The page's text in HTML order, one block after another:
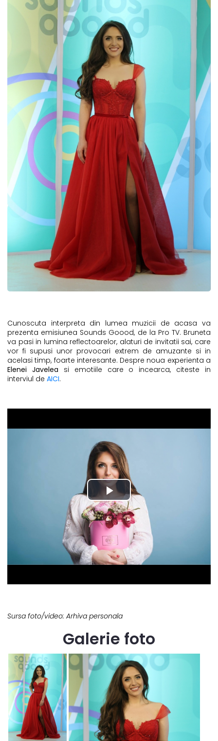
Cunoscuta interpreta din lumea muzicii de acasa va
prezenta emisiunea Sounds Goood, de la Pro TV. Bruneta
va pasi in lumina reflectoarelor, alaturi de invitatii sai, care
vor fi supusi unor provocari extrem de amuzante si in
acelasi timp, foarte interesante. Despre noua experienta a
Elenei Javelea si emotiile care o incearca, citeste in
interviul de AICI.
Sursa foto/video: Arhiva personala
Galerie foto